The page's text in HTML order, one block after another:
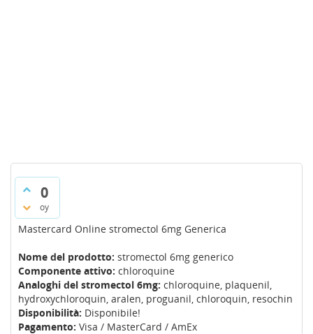
0
oy
Mastercard Online stromectol 6mg Generica
Nome del prodotto: stromectol 6mg generico
Componente attivo: chloroquine
Analoghi del stromectol 6mg: chloroquine, plaquenil,
hydroxychloroquin, aralen, proguanil, chloroquin, resochin
Disponibilità: Disponibile!
Pagamento: Visa / MasterCard / AmEx